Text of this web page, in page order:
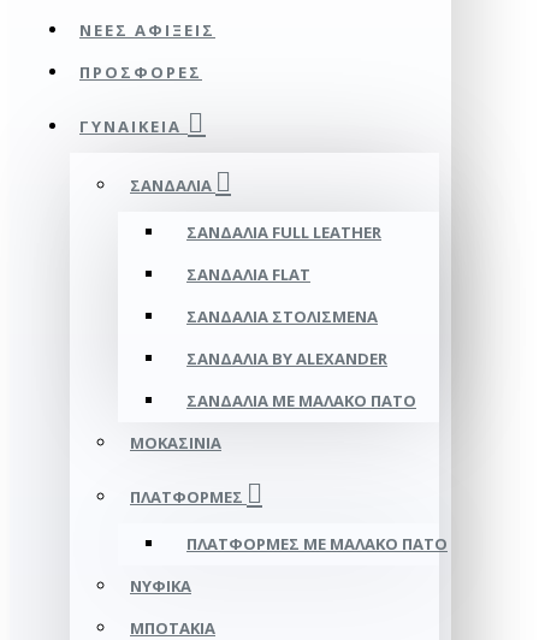
ΝΕΕΣ ΑΦΙΞΕΙΣ
ΠΡΟΣΦΟΡΕΣ
ΓΥΝΑΙΚΕΊΑ
ΣΑΝΔΆΛΙΑ
ΣΑΝΔΆΛΙΑ FULL LEATHER
ΣΑΝΔΆΛΙΑ FLAT
ΣΑΝΔΆΛΙΑ ΣΤΟΛΙΣΜΈΝΑ
ΣΑΝΔΆΛΙΑ BY ALEXANDER
ΣΑΝΔΆΛΙΑ ΜΕ ΜΑΛΑΚΌ ΠΆΤΟ
ΜΟΚΑΣΊΝΙΑ
ΠΛΑΤΦΌΡΜΕΣ
ΠΛΑΤΦΟΡΜΕΣ ΜΕ ΜΑΛΑΚΟ ΠΑΤΟ
ΝΥΦΙΚΆ
ΜΠΟΤΆΚΙΑ